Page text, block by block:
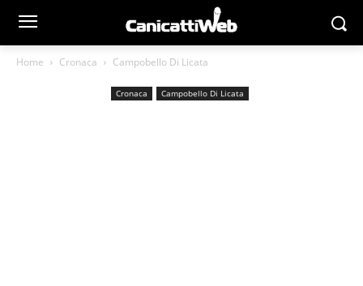
Home Cronaca Campobello Di Licata
Cronaca Campobello Di Licata